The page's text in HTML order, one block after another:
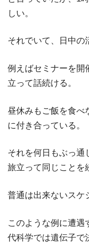
しい。
それでいて、日中の
例えばセミナーを開
立って話続ける。
昼休みもご飯を食べ
に付き合っている。
それを何日もぶっ通
旅立って同じことを
普通は出来ないスケ
このような例に遭遇
代科学では遺伝子で